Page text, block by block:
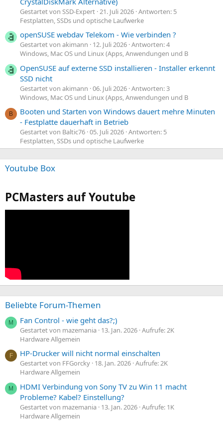
Gestartet von SSD-Expert 21. Juli 2026 Antworten: 5
Festplatten, SSDs und optische Laufwerke
openSUSE webdav Telekom - Wie verbinden ?
Gestartet von akimann 12. Juli 2026 Antworten: 4
Windows, Mac OS und Linux (Apps, Anwendungen und B
OpenSUSE auf externe SSD installieren - Installer erkennt
SSD nicht
Gestartet von akimann 06. Juli 2026 Antworten: 3
Windows, Mac OS und Linux (Apps, Anwendungen und B
B
Booten und Starten von Windows dauert mehre Minuten
- Festplatte dauerhaft in Betrieb
Gestartet von Baltic76 05. Juli 2026 Antworten: 5
Festplatten, SSDs und optische Laufwerke
Youtube Box
PCMasters auf Youtube
Beliebte Forum-Themen
M Fan Control - wie geht das?;)
Gestartet von mazemania 13. Jan. 2026 Aufrufe: 2K
Hardware Allgemein
F HP-Drucker will nicht normal einschalten
Gestartet von FFGorcky 18. Jan. 2026 Aufrufe: 2K
Hardware Allgemein
M
HDMI Verbindung von Sony TV zu Win 11 macht
Probleme? Kabel? Einstellung?
Gestartet von mazemania 13. Jan. 2026 Aufrufe: 1K
Hardware Allgemein